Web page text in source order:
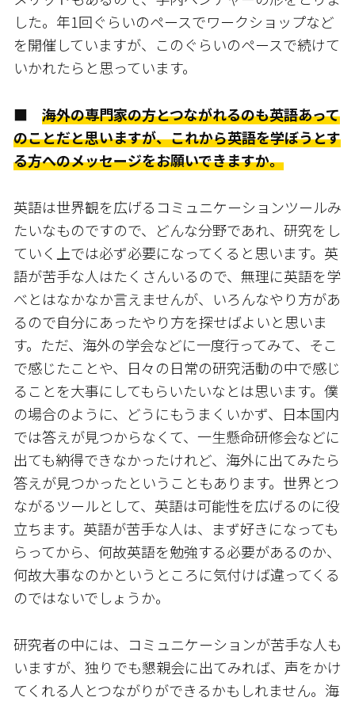
した。年1回ぐらいのペースでワークショップなど
を開催していますが、このぐらいのペースで続けて
いかれたらと思っています。
■ 海外の専門家の方とつながれるのも英語あって
のことだと思いますが、これから英語を学ぼうとす
る方へのメッセージをお願いできますか。
英語は世界観を広げるコミュニケーションツールみ
たいなものですので、どんな分野であれ、研究をし
ていく上では必ず必要になってくると思います。英
語が苦手な人はたくさんいるので、無理に英語を学
べとはなかなか言えませんが、いろんなやり方があ
るので自分にあったやり方を探せばよいと思いま
す。ただ、海外の学会などに一度行ってみて、そこ
で感じたことや、日々の日常の研究活動の中で感じ
ることを大事にしてもらいたいなとは思います。僕
の場合のように、どうにもうまくいかず、日本国内
では答えが見つからなくて、一生懸命研修会などに
出ても納得できなかったけれど、海外に出てみたら
答えが見つかったということもあります。世界とつ
ながるツールとして、英語は可能性を広げるのに役
立ちます。英語が苦手な人は、まず好きになっても
らってから、何故英語を勉強する必要があるのか、
何故大事なのかというところに気付けば違ってくる
のではないでしょうか。
研究者の中には、コミュニケーションが苦手な人も
いますが、独りでも懇親会に出てみれば、声をかけ
てくれる人とつながりができるかもしれません。海